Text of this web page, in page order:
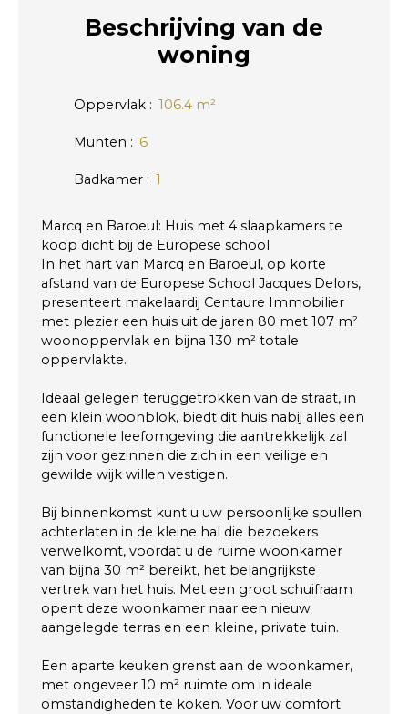
Beschrijving van de
woning
Oppervlak : 106.4 m²
Munten : 6
Badkamer : 1
Marcq en Baroeul: Huis met 4 slaapkamers te
koop dicht bij de Europese school
In het hart van Marcq en Baroeul, op korte
afstand van de Europese School Jacques Delors,
presenteert makelaardij Centaure Immobilier
met plezier een huis uit de jaren 80 met 107 m²
woonoppervlak en bijna 130 m² totale
oppervlakte.
Ideaal gelegen teruggetrokken van de straat, in
een klein woonblok, biedt dit huis nabij alles een
functionele leefomgeving die aantrekkelijk zal
zijn voor gezinnen die zich in een veilige en
gewilde wijk willen vestigen.
Bij binnenkomst kunt u uw persoonlijke spullen
achterlaten in de kleine hal die bezoekers
verwelkomt, voordat u de ruime woonkamer
van bijna 30 m² bereikt, het belangrijkste
vertrek van het huis. Met een groot schuifraam
opent deze woonkamer naar een nieuw
aangelegde terras en een kleine, private tuin.
Een aparte keuken grenst aan de woonkamer,
met ongeveer 10 m² ruimte om in ideale
omstandigheden te koken. Voor uw comfort